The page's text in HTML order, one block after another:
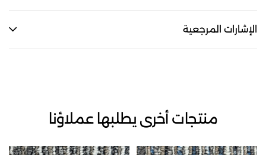
الإشارات المرجعية
منتجات أخرى يطلبها عملاؤنا